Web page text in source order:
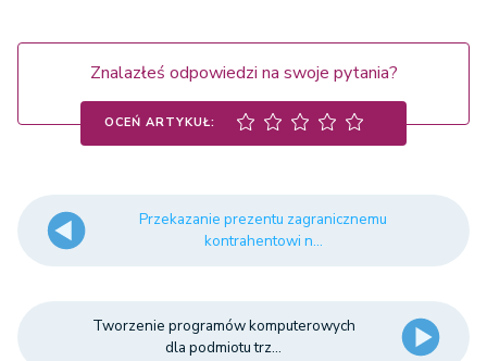
Znalazłeś odpowiedzi na swoje pytania?
OCEŃ ARTYKUŁ:
Przekazanie prezentu zagranicznemu
kontrahentowi n...
Tworzenie programów komputerowych
dla podmiotu trz...